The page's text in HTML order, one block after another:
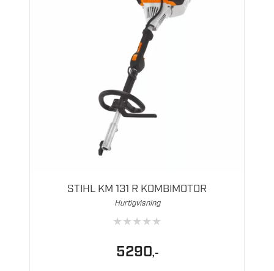
STIHL KM 131 R KOMBIMOTOR
Hurtigvisning
★★★★★
5290,-